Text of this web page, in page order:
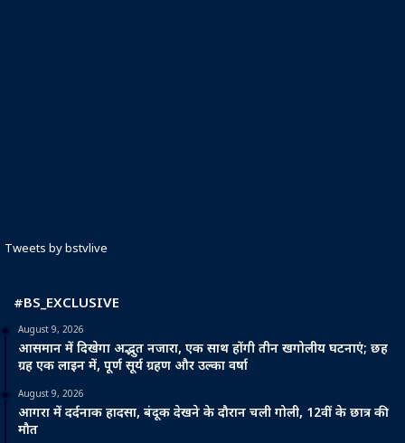
Tweets by bstvlive
#BS_EXCLUSIVE
August 9, 2026
आसमान में दिखेगा अद्भुत नजारा, एक साथ होंगी तीन खगोलीय घटनाएं; छह
ग्रह एक लाइन में, पूर्ण सूर्य ग्रहण और उल्का वर्षा
August 9, 2026
आगरा में दर्दनाक हादसा, बंदूक देखने के दौरान चली गोली, 12वीं के छात्र की
मौत